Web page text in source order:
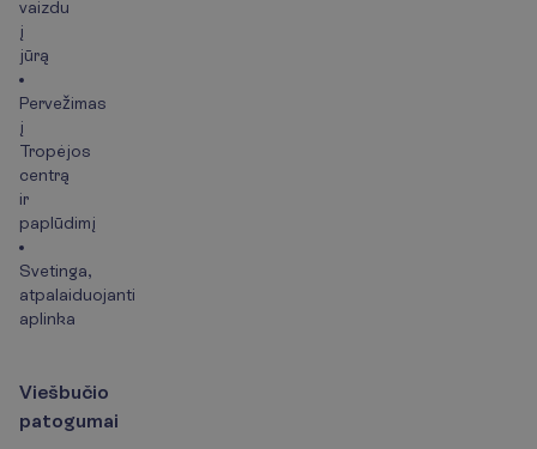
vaizdu
į
jūrą
Pervežimas
į
Tropėjos
centrą
ir
paplūdimį
Svetinga,
atpalaiduojanti
aplinka
Viešbučio
patogumai